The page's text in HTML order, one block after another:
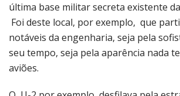
última base militar secreta existente
Foi deste local, por exemplo, que
notáveis da engenharia, seja pela
seu tempo, seja pela aparência nada
aviões.